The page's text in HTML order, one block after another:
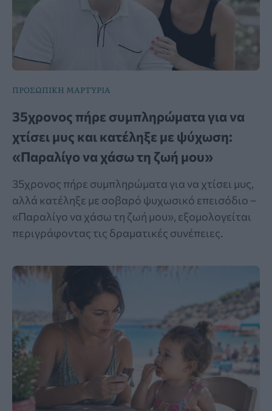
ΠΡΟΣΩΠΙΚΗ ΜΑΡΤΥΡΙΑ
35χρονος πήρε συμπληρώματα για να
χτίσει μυς και κατέληξε με ψύχωση:
«Παραλίγο να χάσω τη ζωή μου»
35χρονος πήρε συμπληρώματα για να χτίσει μυς,
αλλά κατέληξε με σοβαρό ψυχωσικό επεισόδιο –
«Παραλίγο να χάσω τη ζωή μου», εξομολογείται
περιγράφοντας τις δραματικές συνέπειες.